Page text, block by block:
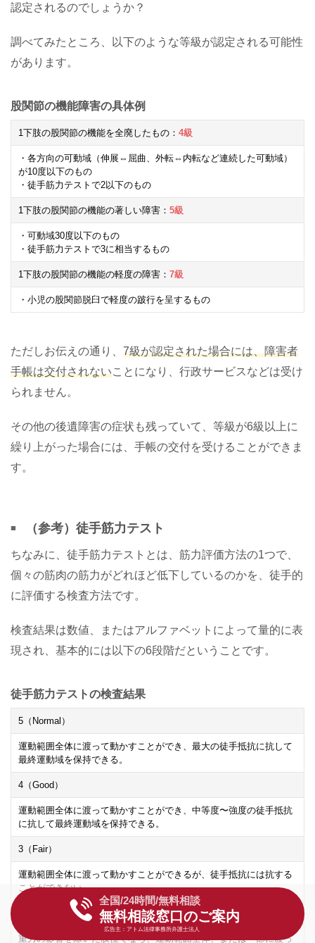
認定されるのでしょうか？
調べてみたところ、以下のような等級が認定される可能性
があります。
股関節の機能障害の具体例
1下肢の股関節の機能を全廃したもの： 4級
・各方向の可動域（伸展⇔屈曲、外転⇔内転など連続した可動域）
が10度以下のもの
・徒手筋力テストで2以下のもの
1下肢の股関節の機能の著しい障害： 5級
・可動域30度以下のもの
・徒手筋力テストで3に相当するもの
1下肢の股関節の機能の軽度の障害： 7級
・小児の股関節脱臼で軽度の跛行を呈するもの
ただしお伝えの通り、 7級が認定された場合には、障害者
手帳は交付されないことになり、行政サービスなどは受け
られません。
その他の後遺障害の症状も残っていて、等級が6級以上に
繰り上がった場合には、手帳の交付を受けることができま
す。
（参考）徒手筋力テスト
ちなみに、徒手筋力テストとは、筋力評価方法の1つで、
個々の筋肉の筋力がどれほど低下しているのかを、徒手的
に評価する検査方法です。
検査結果は数値、またはアルファベットによって量的に表
現され、基本的には以下の6段階だということです。
徒手筋力テストの検査結果
5 （Normal）
運動範囲全体に渡って動かすことができ、最大の徒手抵抗に抗して
最終運動域を保持できる。
4 （Good）
運動範囲全体に渡って動かすことができ、中等度〜強度の徒手抵抗
に抗して最終運動域を保持できる。
3 （Fair）
運動範囲全体に渡って動かすことができるが、徒手抵抗には抗する
ことができない。
重力の影響を除いた肢位でなら、運動範囲全体、または一部に渡っ
全国/24時間/無料相談
無料相談窓口のご案内
広告主：アトム法律事務所弁護士法人